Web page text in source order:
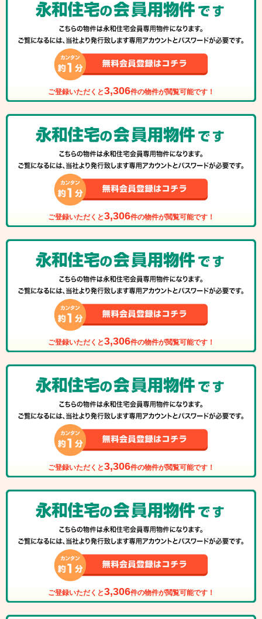
ご登録いただくと3,306件の物件が閲覧可能です！
ご登録いただくと3,306件の物件が閲覧可能です！
ご登録いただくと3,306件の物件が閲覧可能です！
ご登録いただくと3,306件の物件が閲覧可能です！
ご登録いただくと3,306件の物件が閲覧可能です！